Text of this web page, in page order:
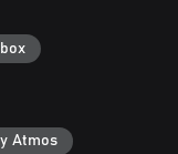
Atmos